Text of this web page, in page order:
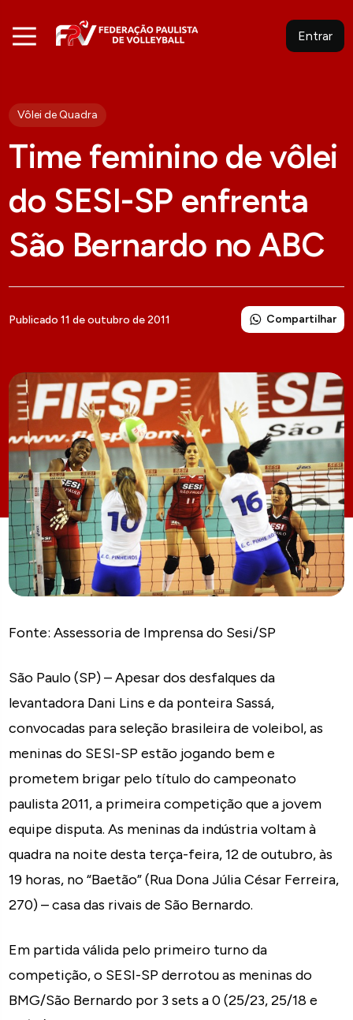
Entrar
Vôlei de Quadra
Time feminino de vôlei
do SESI-SP enfrenta
São Bernardo no ABC
Publicado 11 de outubro de 2011 Compartilhar
Fonte: Assessoria de Imprensa do Sesi/SP
São Paulo (SP) – Apesar dos desfalques da
levantadora Dani Lins e da ponteira Sassá,
convocadas para seleção brasileira de voleibol, as
meninas do SESI-SP estão jogando bem e
prometem brigar pelo título do campeonato
paulista 2011, a primeira competição que a jovem
equipe disputa. As meninas da indústria voltam à
quadra na noite desta terça-feira, 12 de outubro, às
19 horas, no “Baetão” (Rua Dona Júlia César Ferreira,
270) – casa das rivais de São Bernardo.
Em partida válida pelo primeiro turno da
competição, o SESI-SP derrotou as meninas do
BMG/São Bernardo por 3 sets a 0 (25/23, 25/18 e